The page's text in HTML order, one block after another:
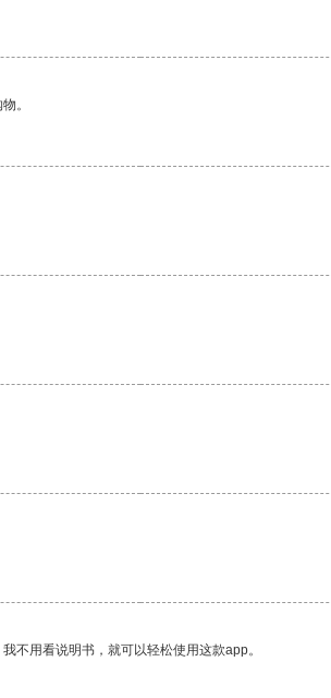
。
不用看说明书，就可以轻松使用这款app。